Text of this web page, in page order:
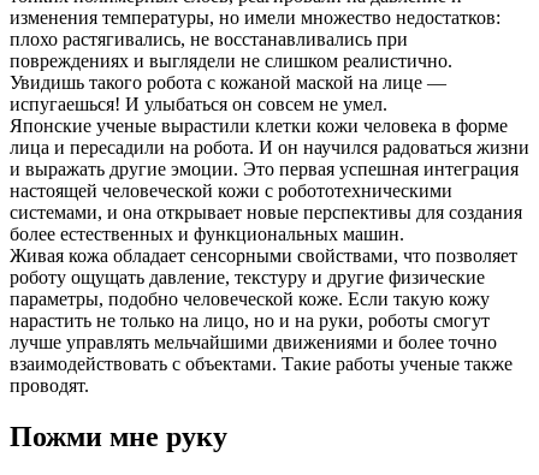
изменения температуры, но имели множество недостатков:
плохо растягивались, не восстанавливались при
повреждениях и выглядели не слишком реалистично.
Увидишь такого робота с кожаной маской на лице —
испугаешься! И улыбаться он совсем не умел.
Японские ученые вырастили клетки кожи человека в форме
лица и пересадили на робота. И он научился радоваться жизни
и выражать другие эмоции. Это первая успешная интеграция
настоящей человеческой кожи с робототехническими
системами, и она открывает новые перспективы для создания
более естественных и функциональных машин.
Живая кожа обладает сенсорными свойствами, что позволяет
роботу ощущать давление, текстуру и другие физические
параметры, подобно человеческой коже. Если такую кожу
нарастить не только на лицо, но и на руки, роботы смогут
лучше управлять мельчайшими движениями и более точно
взаимодействовать с объектами. Такие работы ученые также
проводят.
Пожми мне руку